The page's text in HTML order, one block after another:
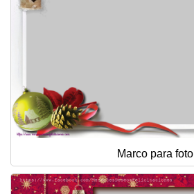
Marco para foto